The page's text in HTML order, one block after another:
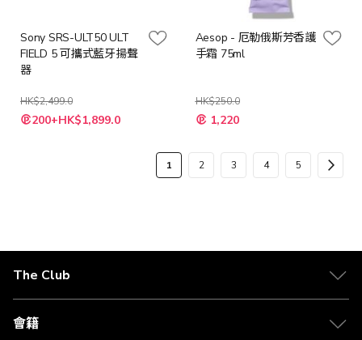
Sony SRS-ULT50 ULT
FIELD 5 可攜式藍牙揚聲
器
HK$2,499.0
200+HK$1,899.0
Aesop - 厄勒俄斯芳香護
手霜 75ml
HK$250.0
特
殊 1,220
頁
您
1
頁
2
頁
3
頁
4
頁
5
The Club
關於 The Club
合作夥伴
會籍